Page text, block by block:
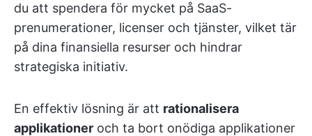
du att spendera för mycket på SaaS-
prenumerationer, licenser och tjänster, vilket tär
på dina finansiella resurser och hindrar
strategiska initiativ.
En effektiv lösning är att rationalisera
applikationer och ta bort onödiga applikationer